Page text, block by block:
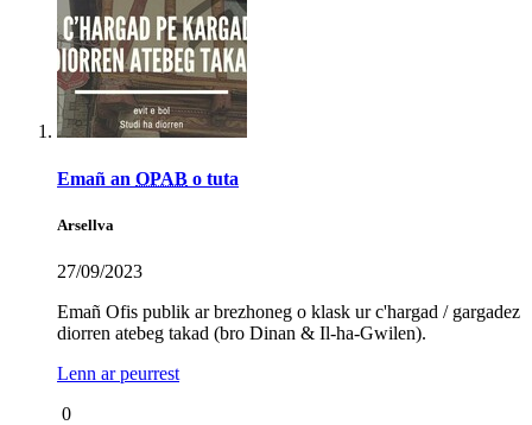
Emañ an OPAB o tuta
Arsellva
27/09/2023
Emañ Ofis publik ar brezhoneg o klask ur c'hargad / gargadez
diorren atebeg takad (bro Dinan & Il-ha-Gwilen).
Lenn ar peurrest
0